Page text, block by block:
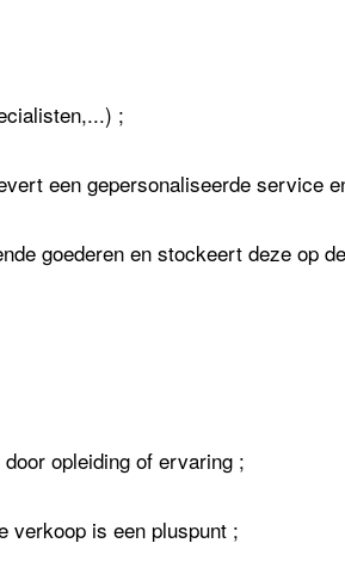
;
een gepersonaliseerde service
goederen en stockeert deze op
opleiding of ervaring ;
verkoop is een pluspunt ;